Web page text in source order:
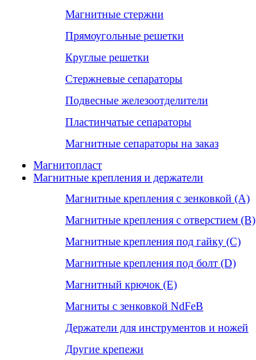
Магнитные стержни
Прямоугольные решетки
Круглые решетки
Стержневые сепараторы
Подвесные железоотделители
Пластинчатые сепараторы
Магнитные сепараторы на заказ
Магнитопласт
Магнитные крепления и держатели
Магнитные крепления с зенковкой (А)
Магнитные крепления с отверстием (В)
Магнитные крепления под гайку (С)
Магнитные крепления под болт (D)
Магнитный крючок (Е)
Магниты с зенковкой NdFeB
Держатели для инструментов и ножей
Другие крепежи